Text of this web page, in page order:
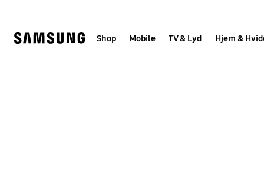
Shop Mobile TV & Lyd Hjem &